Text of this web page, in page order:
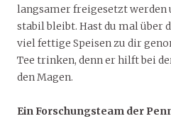
langsamer freigesetzt werden
stabil bleibt. Hast du mal über
viel fettige Speisen zu dir
Tee trinken, denn er hilft bei
den Magen.
Ein Forschungsteam der